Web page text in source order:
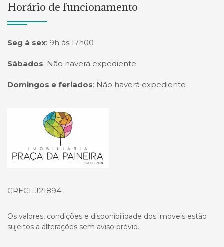
Horário de funcionamento
Seg à sex: 9h às 17h00
Sábados: Não haverá expediente
Domingos e feriados: Não haverá expediente
Página inicial
CRECI: J21894
Os valores, condições e disponibilidade dos imóveis estão
sujeitos a alterações sem aviso prévio.